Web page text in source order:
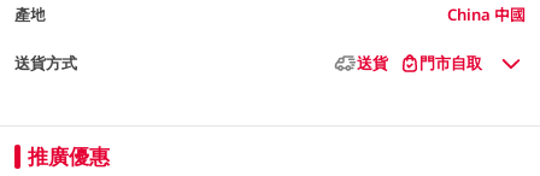
產地 China 中國
送貨方式 送貨 門市自取
推廣優惠